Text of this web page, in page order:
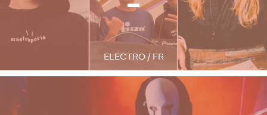
ELECTRO / FR